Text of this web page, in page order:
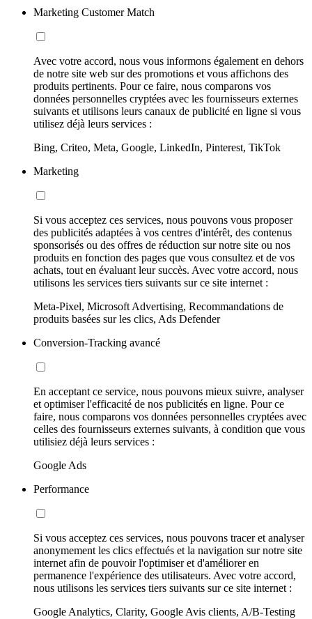
Marketing Customer Match
Avec votre accord, nous vous informons également en dehors
de notre site web sur des promotions et vous affichons des
produits pertinents. Pour ce faire, nous comparons vos
données personnelles cryptées avec les fournisseurs externes
suivants et utilisons leurs canaux de publicité en ligne si vous
utilisez déjà leurs services :
Bing, Criteo, Meta, Google, LinkedIn, Pinterest, TikTok
Marketing
Si vous acceptez ces services, nous pouvons vous proposer
des publicités adaptées à vos centres d'intérêt, des contenus
sponsorisés ou des offres de réduction sur notre site ou nos
produits en fonction des pages que vous consultez et de vos
achats, tout en évaluant leur succès. Avec votre accord, nous
utilisons les services tiers suivants sur ce site internet :
Meta-Pixel, Microsoft Advertising, Recommandations de
produits basées sur les clics, Ads Defender
Conversion-Tracking avancé
En acceptant ce service, nous pouvons mieux suivre, analyser
et optimiser l'efficacité de nos publicités en ligne. Pour ce
faire, nous comparons vos données personnelles cryptées avec
celles des fournisseurs externes suivants, à condition que vous
utilisiez déjà leurs services :
Google Ads
Performance
Si vous acceptez ces services, nous pouvons tracer et analyser
anonymement les clics effectués et la navigation sur notre site
internet afin de pouvoir l'optimiser et d'améliorer en
permanence l'expérience des utilisateurs. Avec votre accord,
nous utilisons les services tiers suivants sur ce site internet :
Google Analytics, Clarity, Google Avis clients, A/B-Testing